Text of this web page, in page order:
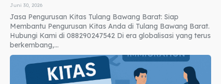
Juni 30, 2026
Jasa Pengurusan Kitas Tulang Bawang Barat: Siap
Membantu Pengurusan Kitas Anda di Tulang Bawang Barat.
Hubungi Kami di 088290247542 Di era globalisasi yang terus
berkembang,...